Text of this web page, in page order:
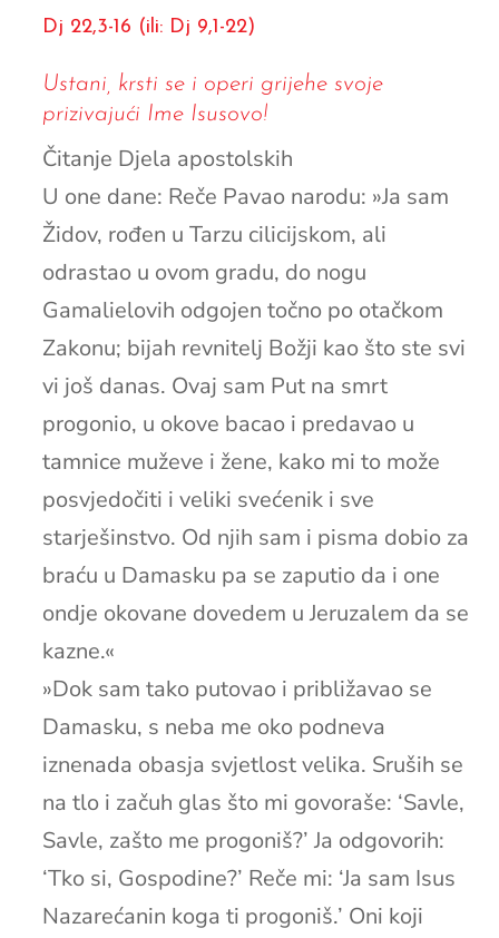
Dj 22,3-16 (ili: Dj 9,1-22)
Ustani, krsti se i operi grijehe svoje
prizivajući Ime Isusovo!
Čitanje Djela apostolskih
U one dane: Reče Pavao narodu: »Ja sam
Židov, rođen u Tarzu cilicijskom, ali
odrastao u ovom gradu, do nogu
Gamalielovih odgojen točno po otačkom
Zakonu; bijah revnitelj Božji kao što ste svi
vi još danas. Ovaj sam Put na smrt
progonio, u okove bacao i predavao u
tamnice muževe i žene, kako mi to može
posvjedočiti i veliki svećenik i sve
starješinstvo. Od njih sam i pisma dobio za
braću u Damasku pa se zaputio da i one
ondje okovane dovedem u Jeruzalem da se
kazne.«
»Dok sam tako putovao i približavao se
Damasku, s neba me oko podneva
iznenada obasja svjetlost velika. Sruših se
na tlo i začuh glas što mi govoraše: ‘Savle,
Savle, zašto me progoniš?’ Ja odgovorih:
‘Tko si, Gospodine?’ Reče mi: ‘Ja sam Isus
Nazarećanin koga ti progoniš.’ Oni koji